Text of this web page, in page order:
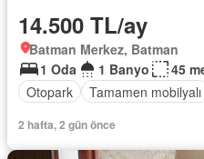
14.500 TL/ay
Batman Merkez, Batman
1 Oda
1 Banyo
45
Otopark
Tamamen mobilyalı
2 hafta, 2 gün önce